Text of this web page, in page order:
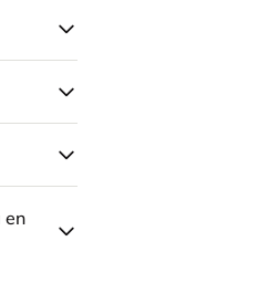
en